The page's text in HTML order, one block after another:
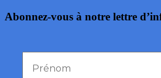
Abonnez-vous à notre lettre